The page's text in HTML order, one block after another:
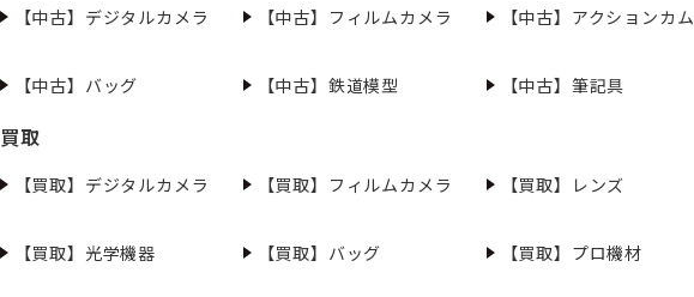
【中古】デジタルカメラ 【中古】フィルムカメラ 【中古】アクションカム
【中古】バッグ
【中古】鉄道模型 【中古】筆記具
買取
【買取】デジタルカメラ 【買取】フィルムカメラ 【買取】レンズ
【買取】光学機器 【買取】バッグ 【買取】プロ機材